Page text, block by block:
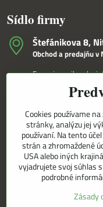
Sídlo firmy
Štefánikova 8,
Obchod a predajňu
Fungujeme iba ako
V Nitre Vám tovar
objednávky a
Korešpondenčná
MEANDRA,s.r.o.
P.O.BOX 8/D
949 01 Nitra
Sledujte naše
Cookies používame
stránky, analýzu jej
používaní. Na tento
strán a zhromaždené
USA alebo iných
vyjadrujete svoj súhlas
podrobné
Zásady